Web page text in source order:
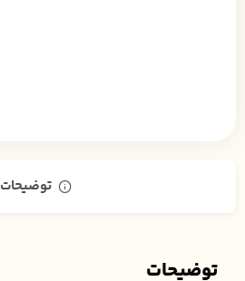
توضیحات
توضیحات